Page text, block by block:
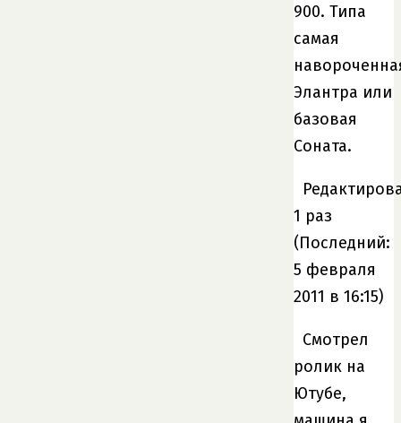
900. Типа
самая
Элантра или
базовая
Соната.
1 раз
(Последний:
5 февраля
2011 в 16:15)
Смотрел
ролик на
Ютубе,